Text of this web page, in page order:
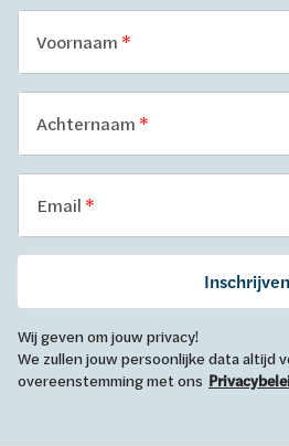
Voornaam
Achternaam
Email
Inschrijven
Wij geven om jouw privacy!
We zullen jouw persoonlijke data altijd
overeenstemming met ons